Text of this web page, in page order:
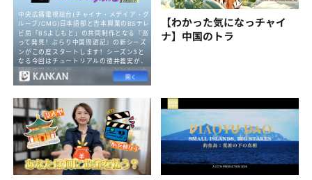
【わかった気になっチャイ
ナ】中国のトラ